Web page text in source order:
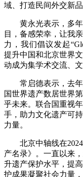
域、打造民间外交新品
黄永光表示，多
目，备感荣幸，让我
力，我们倡议发起
提升中国和北京世界
动成为集学术交流、
常启德表示，去
国世界遗产数居世界
乎未来。联合国重视
手，助力文化遗产可
力量。
北京中轴线在
产名录》。一直以来
升遗产保护水平，提
护成果凝聚社会力量